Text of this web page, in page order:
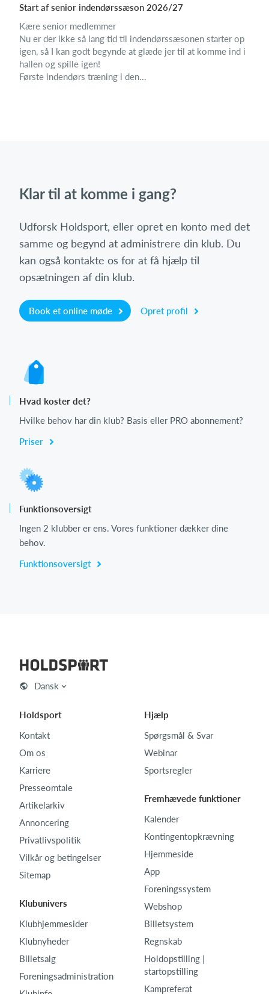
Start af senior indendørssæson 2026/27
Kære senior medlemmer
Nu er der ikke så lang tid til indendørssæsonen starter op
igen, så I kan godt begynde at glæde jer til at komme ind i
hallen og spille igen!
Første indendørs træning i den...
Klar til at komme i gang?
Udforsk Holdsport, eller opret en konto med det
samme og begynd at administrere din klub. Du
kan også kontakte os for at få hjælp til
opsætningen af din klub.
Book et online møde Opret profil
Hvad koster det?
Hvilke behov har din klub? Basis eller PRO abonnement?
Priser
Funktionsoversigt
Ingen 2 klubber er ens. Vores funktioner dækker dine
behov.
Funktionsoversigt
Dansk
Holdsport
Kontakt
Om os
Karriere
Presseomtale
Artikelarkiv
Annoncering
Privatlivspolitik
Vilkår og betingelser
Sitemap
Klubunivers
Klubhjemmesider
Klubnyheder
Billetsalg
Foreningsadministration
Hjælp
Spørgsmål & Svar
Webinar
Sportsregler
Fremhævede funktioner
Kalender
Kontingentopkrævning
Hjemmeside
App
Foreningssystem
Webshop
Billetsystem
Regnskab
Holdopstilling |
startopstilling
Kampreferat